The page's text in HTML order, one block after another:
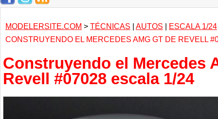
MODELERSITE.COM > TÉCNICAS | AUTOS | ESCALA 1/24
CONSTRUYENDO EL MERCEDES AMG GT DE REVELL
Construyendo el Mercedes
Revell #07028 escala 1/24